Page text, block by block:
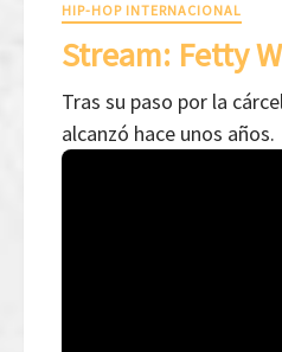
HIP-HOP INTERNACIONAL
Stream: Fetty
Tras su paso por la
alcanzó hace unos años.